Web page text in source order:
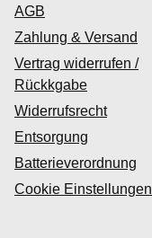
AGB
Zahlung & Versand
Vertrag widerrufen /
Rückkgabe
Widerrufsrecht
Entsorgung
Batterieverordnung
Cookie Einstellungen